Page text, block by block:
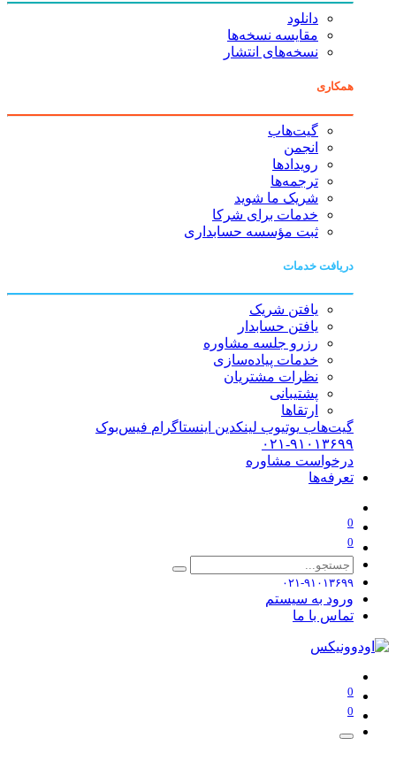
دانلود
مقایسه نسخه‌ها
نسخه‌های انتشار
همکاری
گیت‌هاب
انجمن
رویدادها
ترجمه‌ها
شریک ما شوید
خدمات برای شرکا
ثبت مؤسسه حسابداری
دریافت خدمات
یافتن شریک
یافتن حسابدار
رزرو جلسه مشاوره
خدمات پیاده‌سازی
نظرات مشتریان
پشتیبانی
ارتقاها
گیت‌هاب یوتیوب لینکدین اینستاگرام فیس‌بوک
۰۲۱-۹۱۰۱۳۶۹۹
درخواست مشاوره
تعرفه‌ها
0
0
۰۲۱-۹۱۰۱۳۶۹۹
ورود به سیستم
تماس با ما
0
0